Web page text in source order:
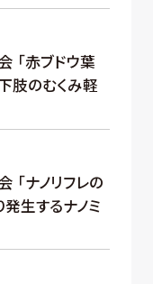
「赤ブドウ葉
肢のむくみ軽
ナノリフレの
生するナノミ